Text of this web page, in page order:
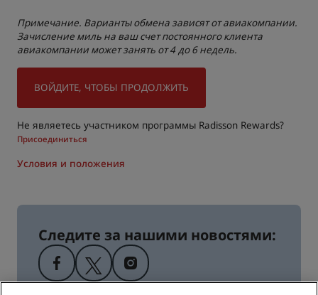
Примечание. Варианты обмена зависят от авиакомпании.
Зачисление миль на ваш счет постоянного клиента
авиакомпании может занять от 4 до 6 недель.
ВОЙДИТЕ, ЧТОБЫ ПРОДОЛЖИТЬ
Не являетесь участником программы Radisson Rewards?
Присоединиться
Условия и положения
Следите за нашими новостями: